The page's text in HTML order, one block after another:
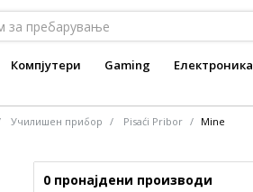
Компјутери Gaming Електроника
Училишен прибор Pisaći Pribor Mine
0 пронајдени производи